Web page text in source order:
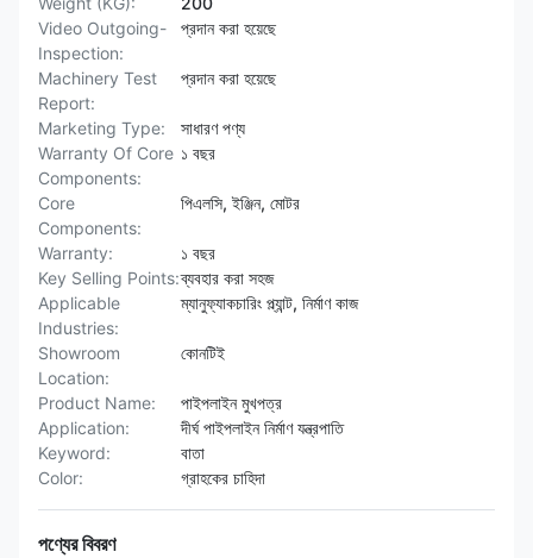
Video Outgoing-
Inspection:
প্রদান করা হয়েছে
Machinery Test
Report:
প্রদান করা হয়েছে
Marketing Type:
সাধারণ পণ্য
Warranty Of Core
Components:
১ বছর
Core
Components:
পিএলসি, ইঞ্জিন, মোটর
Warranty:
১ বছর
Key Selling Points:ব্যবহার করা সহজ
Applicable
Industries:
ম্যানুফ্যাকচারিং প্ল্যান্ট, নির্মাণ কাজ
Showroom
Location:
কোনটিই
Product Name:
পাইপলাইন মুখপত্র
Application:
দীর্ঘ পাইপলাইন নির্মাণ যন্ত্রপাতি
Keyword:
বাতা
Color:
গ্রাহকের চাহিদা
পণ্যের বিবরণ